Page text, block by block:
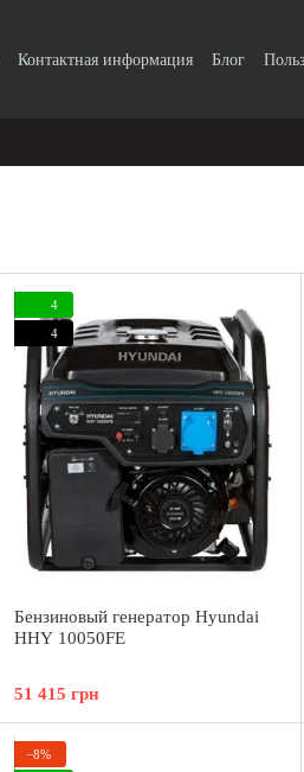
Контактная информация Блог
4
4
Бензиновый генератор Hyundai
HHY 10050FE
51 415 грн
−8%